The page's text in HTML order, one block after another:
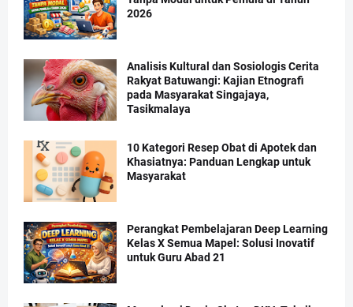
2026
Analisis Kultural dan Sosiologis Cerita
Rakyat Batuwangi: Kajian Etnografi
pada Masyarakat Singajaya,
Tasikmalaya
10 Kategori Resep Obat di Apotek dan
Khasiatnya: Panduan Lengkap untuk
Masyarakat
Perangkat Pembelajaran Deep Learning
Kelas X Semua Mapel: Solusi Inovatif
untuk Guru Abad 21